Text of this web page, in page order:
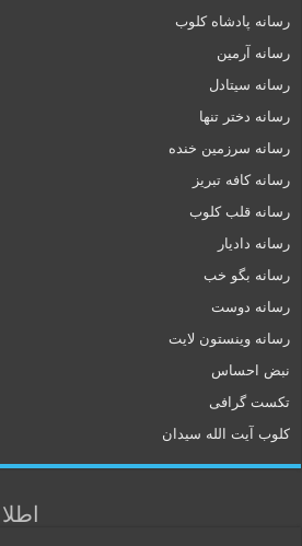
رسانه پادشاه کلوب
رسانه آرمین
رسانه سیتادل
رسانه دختر تنها
رسانه سرزمین خنده
رسانه کافه تبریز
رسانه قلب کلوب
رسانه دادیار
رسانه بگو خب
رسانه دوست
رسانه وینستون لایت
نبض احساس
تکست گرافی
کلوب آیت الله سیدان